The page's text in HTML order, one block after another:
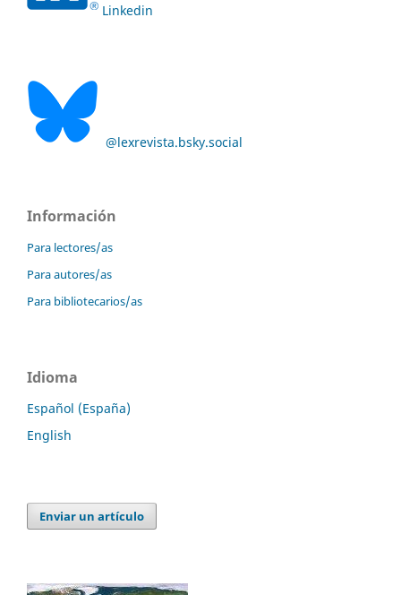
Linkedin
@lexrevista.bsky.social
Información
Para lectores/as
Para autores/as
Para bibliotecarios/as
Idioma
Español (España)
English
Enviar un artículo